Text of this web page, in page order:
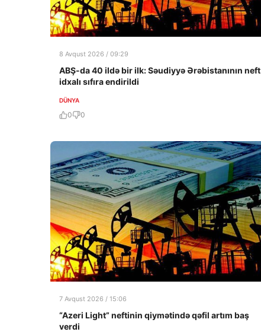
8 Avqust 2026 / 09:29
ABŞ-da 40 ildə bir ilk: Səudiyyə Ərəbistanının neft
idxalı sıfıra endirildi
DÜNYA
0 0
7 Avqust 2026 / 15:06
“Azeri Light” neftinin qiymətində qəfil artım baş
verdi